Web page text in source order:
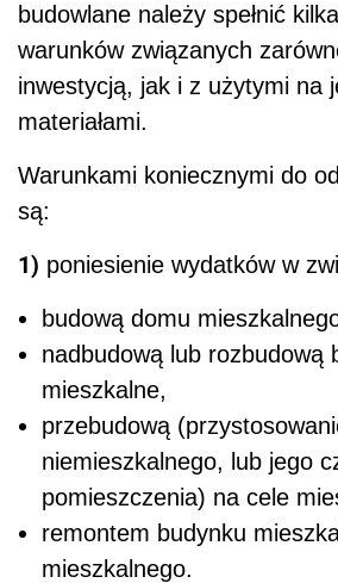
budowlane należy spełnić
warunków związanych
inwestycją, jak i z użytymi na
materiałami.
Warunkami koniecznymi do
są:
1) poniesienie wydatków w
budową domu
nadbudową lub rozbudową
mieszkalne,
przebudową
niemieszkalnego, lub jego
pomieszczenia) na cele
remontem budynku
mieszkalnego.